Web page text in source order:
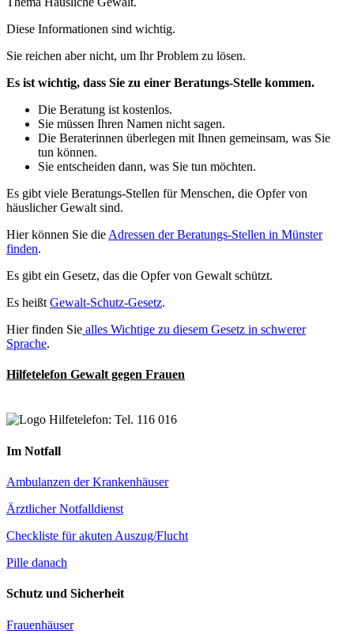
Diese Informationen sind wichtig.
Sie reichen aber nicht, um Ihr Problem zu lösen.
Es ist wichtig, dass Sie zu einer Beratungs-Stelle kommen.
Die Beratung ist kostenlos.
Sie müssen Ihren Namen nicht sagen.
Die Beraterinnen überlegen mit Ihnen gemeinsam, was Sie
tun können.
Sie entscheiden dann, was Sie tun möchten.
Es gibt viele Beratungs-Stellen für Menschen, die Opfer von
häuslicher Gewalt sind.
Hier können Sie die Adressen der Beratungs-Stellen in Münster
finden.
Es gibt ein Gesetz, das die Opfer von Gewalt schützt.
Es heißt Gewalt-Schutz-Gesetz.
Hier finden Sie alles Wichtige zu diesem Gesetz in schwerer
Sprache.
Hilfetelefon Gewalt gegen Frauen
Im Notfall
Ambulanzen der Krankenhäuser
Ärztlicher Notfalldienst
Checkliste für akuten Auszug/Flucht
Pille danach
Schutz und Sicherheit
Frauenhäuser